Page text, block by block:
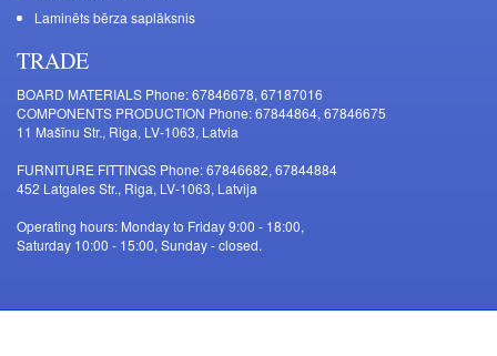
Laminēts bērza saplāksnis
TRADE
BOARD MATERIALS Phone: 67846678, 67187016
COMPONENTS PRODUCTION Phone: 67844864, 67846675
11 Mašīnu Str., Riga, LV-1063, Latvia
FURNITURE FITTINGS Phone: 67846682, 67844884
452 Latgales Str., Riga, LV-1063, Latvija
Operating hours: Monday to Friday 9:00 - 18:00,
Saturday 10:00 - 15:00, Sunday - closed.